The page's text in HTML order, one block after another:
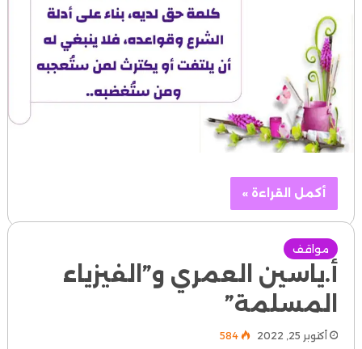
أكمل القراءة »
مواقف
أ.ياسين العمري و”الفيزياء
المسلمة”
أكتوبر 25, 2022 584